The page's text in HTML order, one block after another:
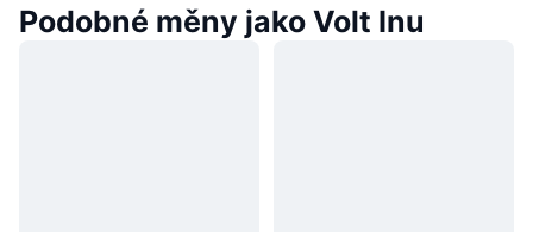
Podobné měny jako Volt Inu